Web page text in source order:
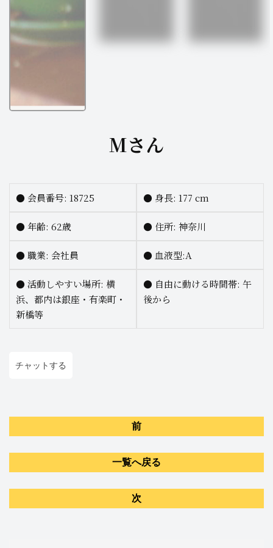
Mさん
● 会員番号: 18725 ● 身長: 177 cm
● 年齢: 62歳 ● 住所: 神奈川
● 職業: 会社員 ● 血液型:A
● 活動しやすい場所: 横
浜、都内は銀座・有楽町・
新橋等
● 自由に動ける時間帯: 午
後から
チャットする
前
一覧へ戻る
次